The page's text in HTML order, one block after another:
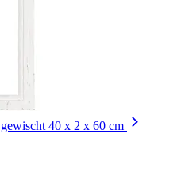
40 x 2 x 60 cm